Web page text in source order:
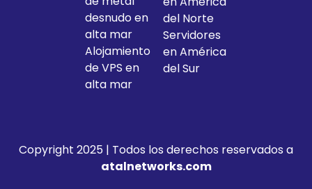
desnudo en
alta mar
Alojamiento
de VPS en
alta mar
del Norte
Servidores
en América
del Sur
Copyright 2025 | Todos los derechos reservados a
atalnetworks.com